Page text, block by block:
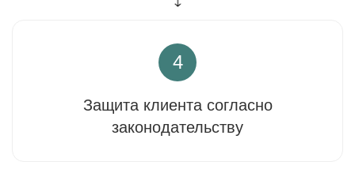
4
Защита клиента согласно
законодательству